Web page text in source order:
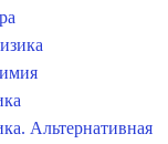
Альтернативная